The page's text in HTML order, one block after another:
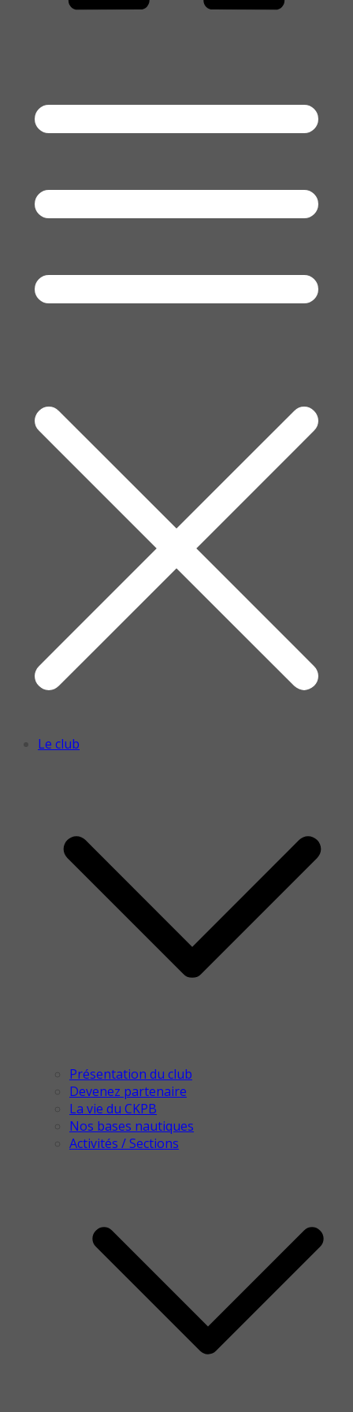
Le club
Présentation du club
Devenez partenaire
La vie du CKPB
Nos bases nautiques
Activités / Sections